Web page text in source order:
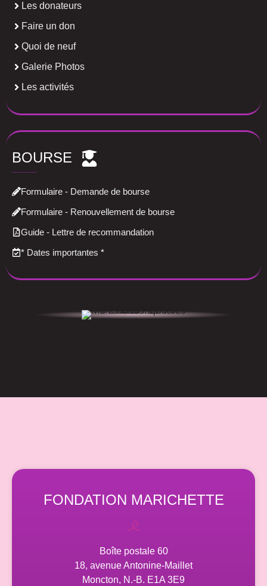
Les donateurs
Faire un don
Quoi de neuf
Galerie Photos
Les activités
BOURSE
Formulaire - Demande de bourse
Formulaire - Renouvellement de bourse
Guide - Lettre de recommandation
* Dates importantes *
FONDATION MARICHETTE
Boîte postale 60
18, avenue Antonine-Maillet
Moncton, N.-B. E1A 3E9